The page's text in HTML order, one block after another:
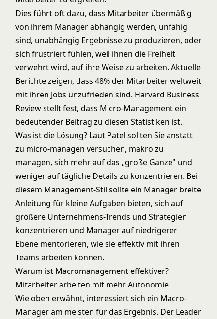
Dies führt oft dazu, dass Mitarbeiter übermäßig
von ihrem Manager abhängig werden, unfähig
sind, unabhängig Ergebnisse zu produzieren, oder
sich frustriert fühlen, weil ihnen die Freiheit
verwehrt wird, auf ihre Weise zu arbeiten. Aktuelle
Berichtezeigen, dass 48% der Mitarbeiter weltweit
mit ihren Jobs unzufrieden sind. Harvard Business
Reviewstellt fest, dass Micro-Management ein
bedeutender Beitrag zu diesen Statistiken ist.
Was ist die Lösung? Laut Patel sollten Sie anstatt
zu micro-managen versuchen, makro zu
managen, sich mehr auf das „große Ganze" und
weniger auf tägliche Details zu konzentrieren. Bei
diesem Management-Stil sollte ein Manager breite
Anleitung für kleine Aufgaben bieten, sich auf
größere Unternehmens-Trends und Strategien
konzentrieren und Manager auf niedrigerer
Ebene mentorieren, wie sie effektiv mit ihren
Teams arbeiten können.
Warum ist Macromanagement effektiver?
Mitarbeiter arbeiten mit mehr Autonomie
Wie oben erwähnt, interessiert sich ein Macro-
Manager am meisten für das Ergebnis. Der Leader